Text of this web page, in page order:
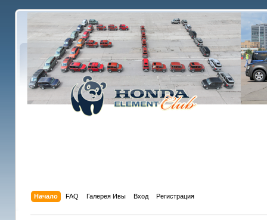
Начало FAQ Галерея Ивы Вход Регистрация